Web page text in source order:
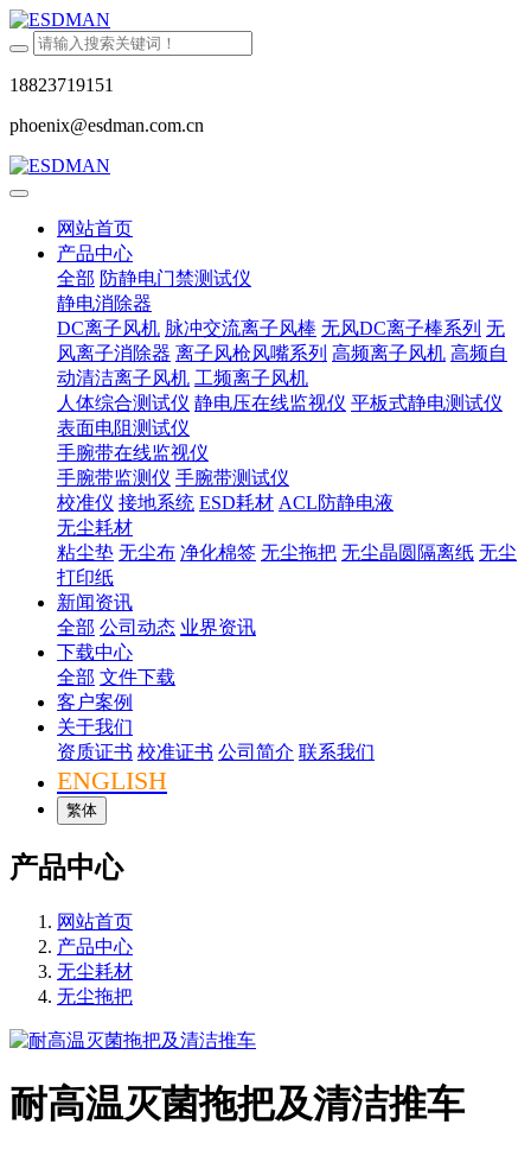
18823719151
phoenix@esdman.com.cn
网站首页
产品中心
全部 防静电门禁测试仪
静电消除器
DC离子风机 脉冲交流离子风棒 无风DC离子棒系列 无
风离子消除器 离子风枪风嘴系列 高频离子风机 高频自
动清洁离子风机 工频离子风机
人体综合测试仪 静电压在线监视仪 平板式静电测试仪
表面电阻测试仪
手腕带在线监视仪
手腕带监测仪 手腕带测试仪
校准仪 接地系统 ESD耗材 ACL防静电液
无尘耗材
粘尘垫 无尘布 净化棉签 无尘拖把 无尘晶圆隔离纸 无尘
打印纸
新闻资讯
全部 公司动态 业界资讯
下载中心
全部 文件下载
客户案例
关于我们
资质证书 校准证书 公司简介 联系我们
ENGLISH
繁体
产品中心
网站首页
产品中心
无尘耗材
无尘拖把
耐高温灭菌拖把及清洁推车